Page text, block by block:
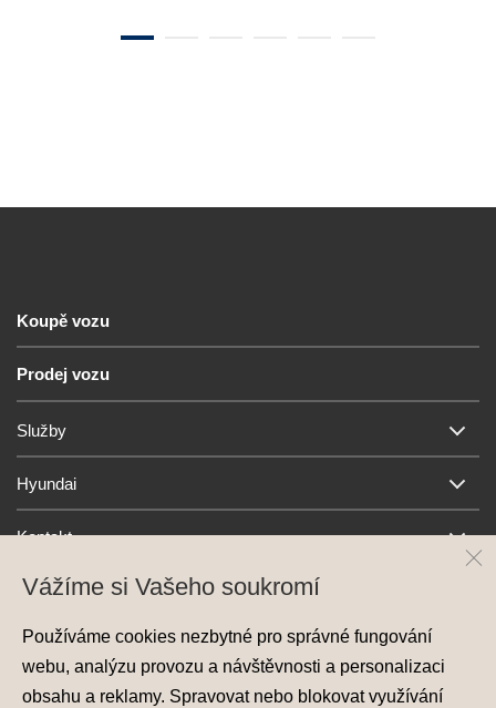
Koupě vozu
Prodej vozu
Služby
Hyundai
Kontakt
Vážíme si Vašeho soukromí
Používáme cookies nezbytné pro správné fungování
webu, analýzu provozu a návštěvnosti a personalizaci
obsahu a reklamy. Spravovat nebo blokovat využívání